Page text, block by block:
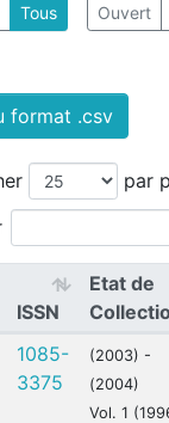
Tous Ouvert
format .csv
par
ISSN
Etat de
1085-
3375
(2003) -
(2004)
Vol. 1